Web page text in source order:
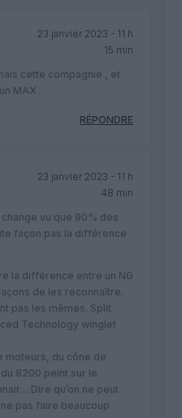
23 janvier 2023 - 11 h
15 min
cette compagnie , et
MAX .
RÉPONDRE
23 janvier 2023 - 11 h
48 min
vu que 90% des
façon pas la différence
la différence entre un NG
de les reconnaître.
pas les mêmes. Split
Technology winglet
moteurs, du cône de
8200 peint sur le
Dire qu’on ne peut
pas faire beaucoup